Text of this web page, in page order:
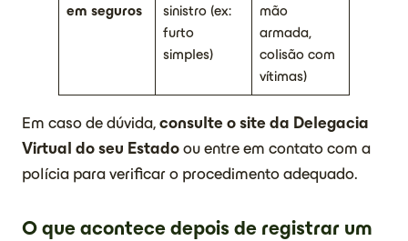
em seguros
sinistro (ex:
furto
simples)
mão
armada,
colisão com
vítimas)
Em caso de dúvida, consulte o site da Delegacia
Virtual do seu Estado ou entre em contato com a
polícia para verificar o procedimento adequado.
O que acontece depois de registrar um